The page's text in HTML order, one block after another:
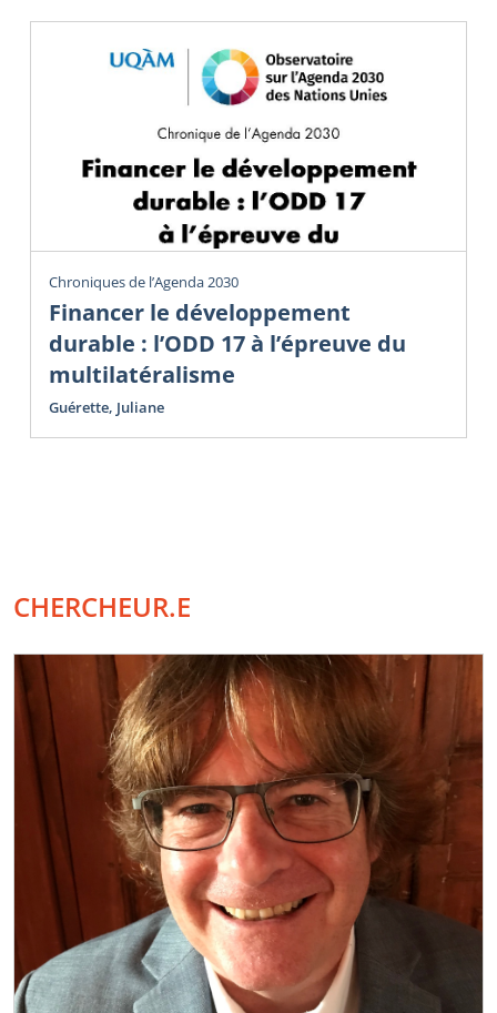
Chroniques de l’Agenda 2030
Financer le développement
durable : l’ODD 17 à l’épreuve du
multilatéralisme
Guérette, Juliane
CHERCHEUR.E